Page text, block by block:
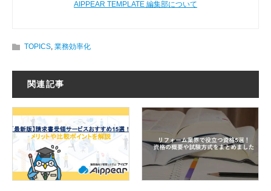
AIPPEAR TEMPLATE 編集部について
TOPICS, 業務効率化
関連記事